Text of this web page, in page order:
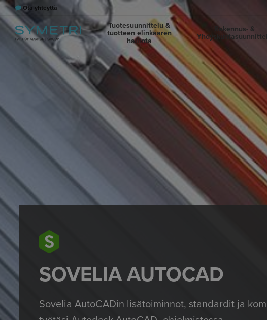
Ota yhteyttä
Tuotesuunnittelu &
tuotteen elinkaaren
hallinta
Rakennus- &
SOVELIA AUTOCAD
Sovelia AutoCADin lisätoiminnot, standardit ja